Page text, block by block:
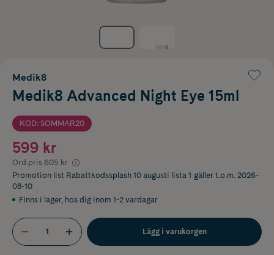
Medik8
Medik8 Advanced Night Eye 15ml
KOD: SOMMAR20
599 kr
Ord.pris 605 kr
Promotion list Rabattkodssplash 10 augusti lista 1 gäller t.o.m. 2026-
08-10
Finns i lager, hos dig inom 1-2 vardagar
Lägg i varukorgen